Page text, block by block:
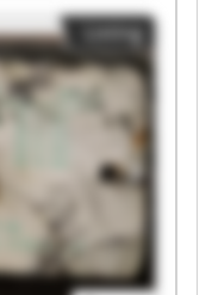
GmbH TDM
& Medien
TDM Druck &
GmbH TDM
& Medien
TDM Druck &
GmbH TDM
& Medien
Listing